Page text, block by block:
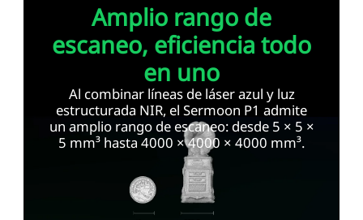
Amplio rango de
escaneo, eficiencia todo
en uno
Al combinar líneas de láser azul y luz
estructurada NIR, el Sermoon P1 admite
un amplio rango de escaneo: desde 5 × 5 ×
5 mm³ hasta 4000 × 4000 × 4000 mm³.